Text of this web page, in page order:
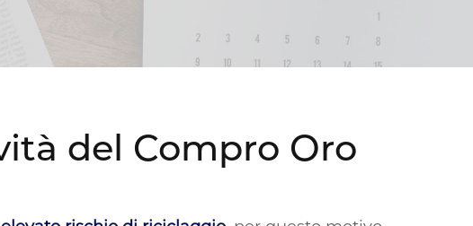
del Compro Oro